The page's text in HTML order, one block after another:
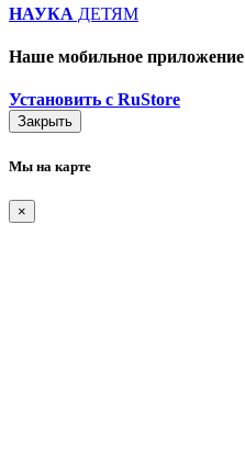
НАУКА ДЕТЯМ
Наше мобильное приложение
Установить с RuStore
Закрыть
Мы на карте
×